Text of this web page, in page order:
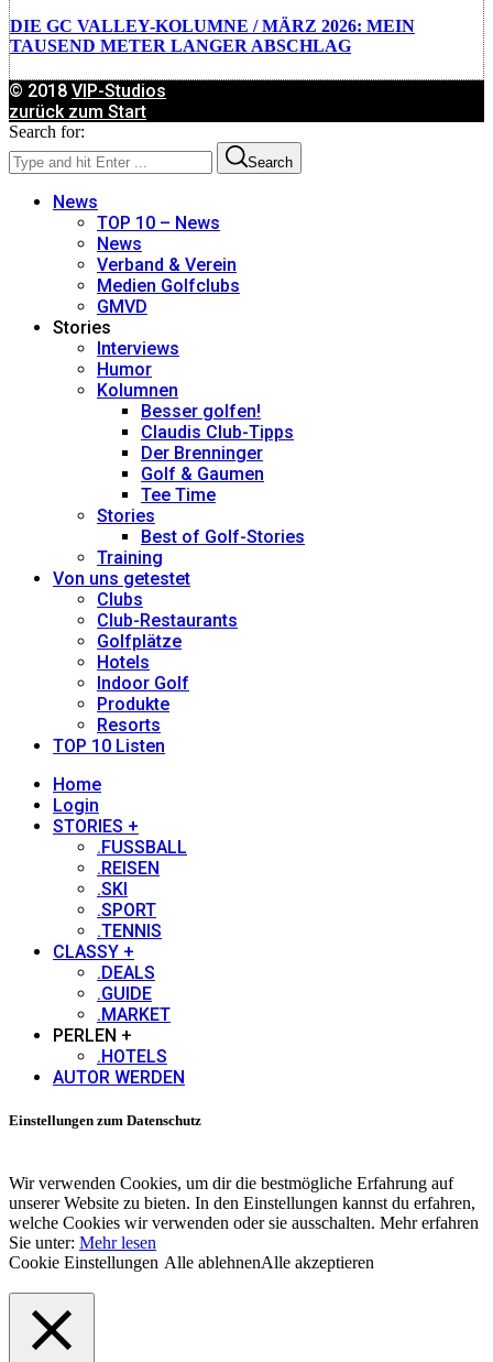
DIE GC VALLEY-KOLUMNE / MÄRZ 2026: MEIN
TAUSEND METER LANGER ABSCHLAG
© 2018 VIP-Studios
zurück zum Start
Search for:
Search
News
TOP 10 – News
News
Verband & Verein
Medien Golfclubs
GMVD
Stories
Interviews
Humor
Kolumnen
Besser golfen!
Claudis Club-Tipps
Der Brenninger
Golf & Gaumen
Tee Time
Stories
Best of Golf-Stories
Training
Von uns getestet
Clubs
Club-Restaurants
Golfplätze
Hotels
Indoor Golf
Produkte
Resorts
TOP 10 Listen
Home
Login
STORIES +
.FUSSBALL
.REISEN
.SKI
.SPORT
.TENNIS
CLASSY +
.DEALS
.GUIDE
.MARKET
PERLEN +
.HOTELS
AUTOR WERDEN
Einstellungen zum Datenschutz
Wir verwenden Cookies, um dir die bestmögliche Erfahrung auf
unserer Website zu bieten. In den Einstellungen kannst du erfahren,
welche Cookies wir verwenden oder sie ausschalten. Mehr erfahren
Sie unter: Mehr lesen
Cookie Einstellungen Alle ablehnenAlle akzeptieren